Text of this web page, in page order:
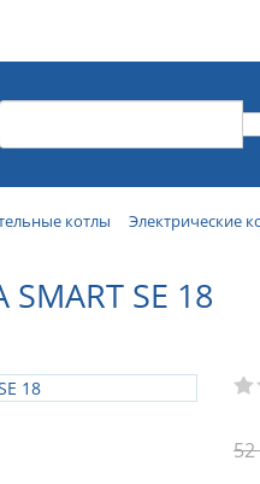
котлы Электрические
SE 18
52